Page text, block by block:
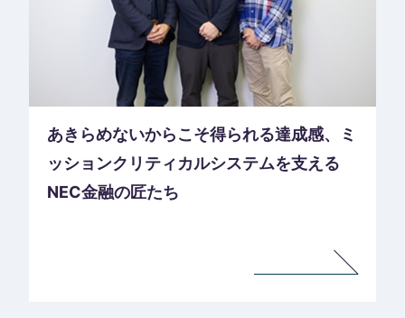
あきらめないからこそ得られる達成感、ミ
ッションクリティカルシステムを支える
NEC金融の匠たち